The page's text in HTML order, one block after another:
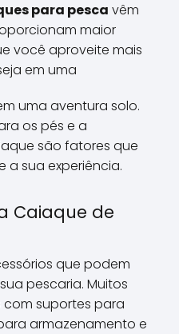
para pesca vêm
maior
você aproveite mais
em uma
uma aventura solo.
os pés e a
são fatores que
a sua experiência.
Caiaque de
que podem
pescaria. Muitos
suportes para
armazenamento e